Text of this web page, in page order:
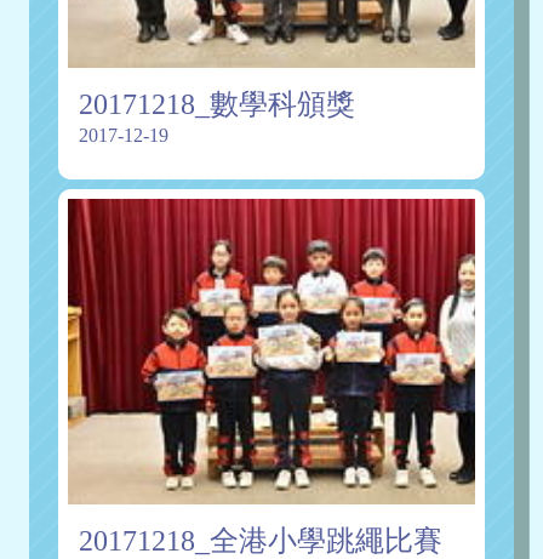
20171218_數學科頒獎
2017-12-19
20171218_全港小學跳繩比賽